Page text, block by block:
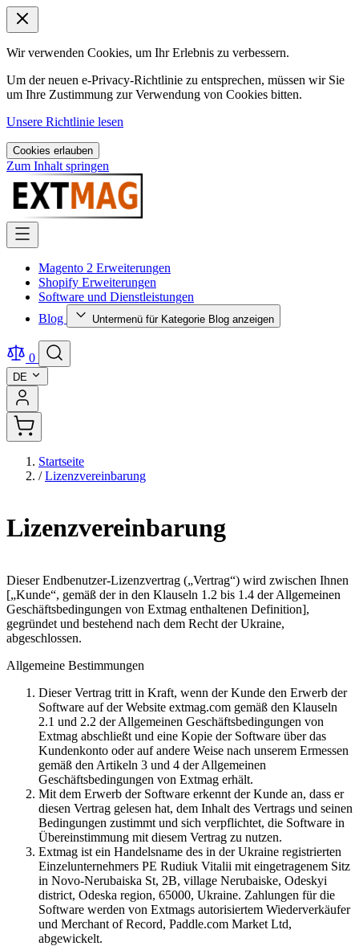
Wir verwenden Cookies, um Ihr Erlebnis zu verbessern.
Um der neuen e-Privacy-Richtlinie zu entsprechen, müssen wir Sie
um Ihre Zustimmung zur Verwendung von Cookies bitten.
Unsere Richtlinie lesen
Cookies erlauben
Zum Inhalt springen
Magento 2 Erweiterungen
Shopify Erweiterungen
Software und Dienstleistungen
Blog
Untermenü für Kategorie Blog anzeigen
0
DE
Startseite
/ Lizenzvereinbarung
Lizenzvereinbarung
Dieser Endbenutzer-Lizenzvertrag („Vertrag“) wird zwischen Ihnen
[„Kunde“, gemäß der in den Klauseln 1.2 bis 1.4 der Allgemeinen
Geschäftsbedingungen von Extmag enthaltenen Definition],
gegründet und bestehend nach dem Recht der Ukraine,
abgeschlossen.
Allgemeine Bestimmungen
Dieser Vertrag tritt in Kraft, wenn der Kunde den Erwerb der
Software auf der Website extmag.com gemäß den Klauseln
2.1 und 2.2 der Allgemeinen Geschäftsbedingungen von
Extmag abschließt und eine Kopie der Software über das
Kundenkonto oder auf andere Weise nach unserem Ermessen
gemäß den Artikeln 3 und 4 der Allgemeinen
Geschäftsbedingungen von Extmag erhält.
Mit dem Erwerb der Software erkennt der Kunde an, dass er
diesen Vertrag gelesen hat, dem Inhalt des Vertrags und seinen
Bedingungen zustimmt und sich verpflichtet, die Software in
Übereinstimmung mit diesem Vertrag zu nutzen.
Extmag ist ein Handelsname des in der Ukraine registrierten
Einzelunternehmers PE Rudiuk Vitalii mit eingetragenem Sitz
in Novo-Nerubaiska St, 2B, village Nerubaiske, Odeskyi
district, Odeska region, 65000, Ukraine. Zahlungen für die
Software werden von Extmags autorisiertem Wiederverkäufer
und Merchant of Record, Paddle.com Market Ltd,
abgewickelt.